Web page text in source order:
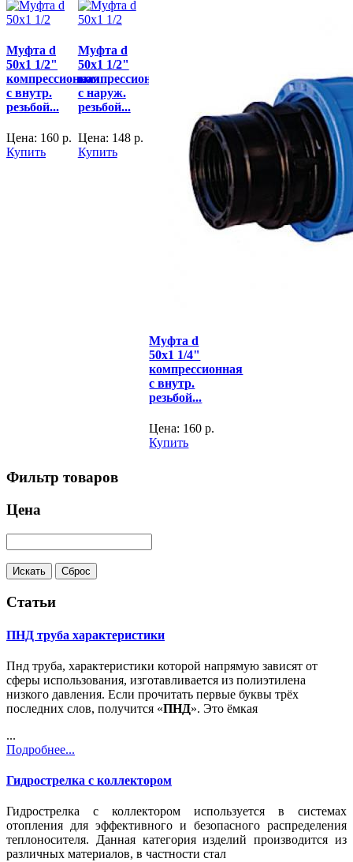
Муфта d
50x1 1/2"
компрессионная
с внутр.
резьбой...
Цена: 160 р.
Купить
Муфта d
50x1 1/2"
компрессионная
с наруж.
резьбой...
Цена: 148 р.
Купить
Муфта d
50x1 1/4"
компрессионная
с внутр.
резьбой...
Цена: 160р.
Купить
Фильтр товаров
Цена
Статьи
ПНД труба характеристики
Пнд труба, характеристики которой напрямую зависят от
сферы использования, изготавливается из полиэтилена
низкого давления. Если прочитать первые буквы трёх
последних слов, получится «ПНД». Это ёмкая
...
Подробнее...
Гидрострелка с коллектором
Гидрострелка с коллектором используется в системах
отопления для эффективного и безопасного распределения
теплоносителя. Данная категория изделий производится из
различных материалов, в частности стал